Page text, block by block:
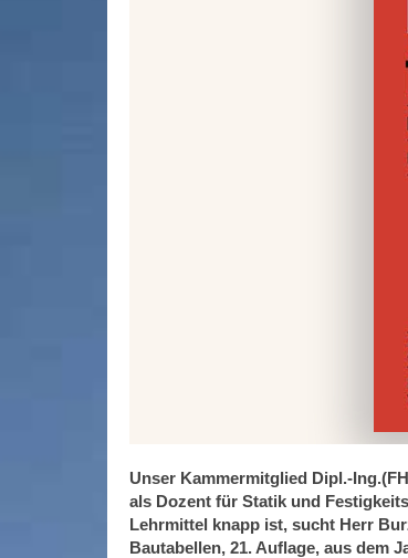
Unser Kammermitglied Dipl.-
als Dozent für Statik und
Lehrmittel knapp ist, sucht Herr
Bautabellen, 21. Auflage, aus dem